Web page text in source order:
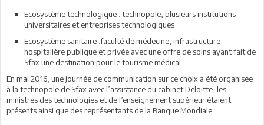
Ecosystème technologique : technopole, plusieurs institutions
universitaires et entreprises technologiques
Ecosystème sanitaire :faculté de médecine, infrastructure
hospitalière publique et privée avec une offre de soins ayant fait de
Sfax une destination pour le tourisme médical
En mai 2016, une journée de communication sur ce choix a été organisée
à la technopole de Sfax avec l’assistance du cabinet Deloitte, les
ministres des technologies et de l’enseignement supérieur étaient
présents ainsi que des représentants de la Banque Mondiale.